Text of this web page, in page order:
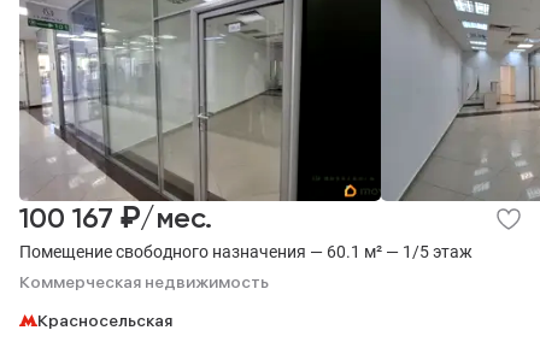
Помещение свободного назначения — 60.1 м² — 1/5 этаж
Коммерческая недвижимость
100 167 ₽/мес.
Красносельская